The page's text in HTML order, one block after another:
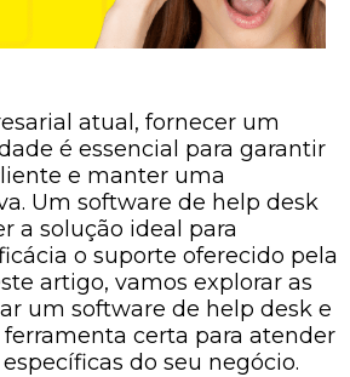
atual, fornecer um
é essencial para garantir
e manter uma
Um software de help desk
a solução ideal para
o suporte oferecido pela
artigo, vamos explorar as
um software de help desk e
certa para atender
do seu negócio.